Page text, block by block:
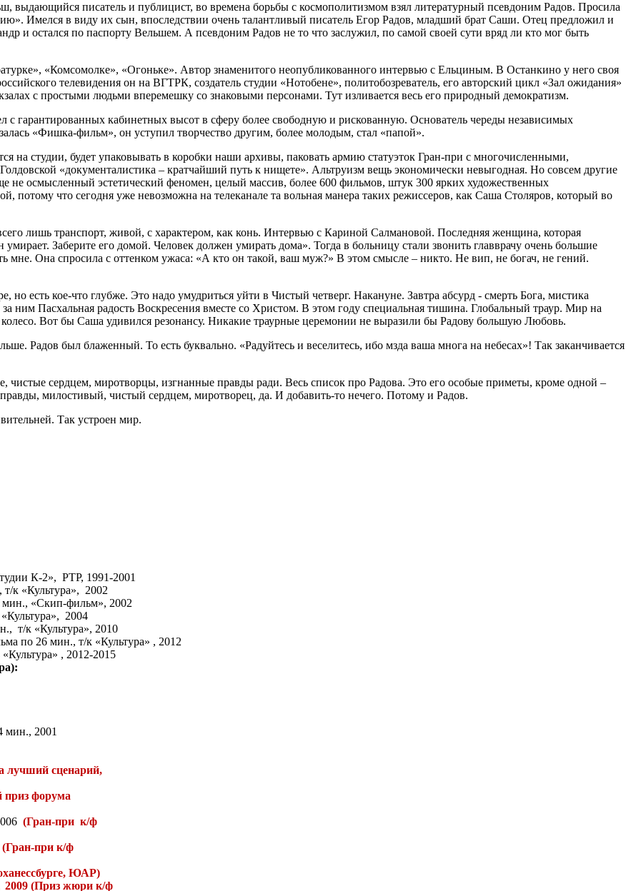
выдающийся писатель и публицист, во времена борьбы с космополитизмом взял литературный псевдоним Радов. Просила
Имелся в виду их сын, впоследствии очень талантливый писатель Егор Радов, младший брат Саши. Отец предложил и
и остался по паспорту Вельшем. А псевдоним Радов не то что заслужил, по самой своей сути вряд ли кто мог быть
«Комсомолке», «Огоньке». Автор знаменитого неопубликованного интервью с Ельциным. В Останкино у него своя
телевидения он на ВГТРК, создатель студии «Нотобене», политобозреватель, его авторский цикл «Зал ожидания»
с простыми людьми вперемешку со знаковыми персонами. Тут изливается весь его природный демократизм.
с гарантированных кабинетных высот в сферу более свободную и рискованную. Основатель череды независимых
«Фишка-фильм», он уступил творчество другим, более молодым, стал «папой».
на студии, будет упаковывать в коробки наши архивы, паковать армию статуэток Гран-при с многочисленными,
«документалистика – кратчайший путь к нищете». Альтруизм вещь экономически невыгодная. Но совсем другие
осмысленный эстетический феномен, целый массив, более 600 фильмов, штук 300 ярких художественных
что сегодня уже невозможна на телеканале та вольная манера таких режиссеров, как Саша Столяров, который во
лишь транспорт, живой, с характером, как конь. Интервью с Кариной Салмановой. Последняя женщина, которая
Заберите его домой. Человек должен умирать дома». Тогда в больницу стали звонить главврачу очень большие
мне. Она спросила с оттенком ужаса: «А кто он такой, ваш муж?» В этом смысле – никто. Не вип, не богач, не гений.
есть кое-что глубже. Это надо умудриться уйти в Чистый четверг. Накануне. Завтра абсурд - смерть Бога, мистика
ним Пасхальная радость Воскресения вместе со Христом. В этом году специальная тишина. Глобальный траур. Мир на
колесо. Вот бы Саша удивился резонансу. Никакие траурные церемонии не выразили бы Радову большую Любовь.
Радов был блаженный. То есть буквально. «Радуйтесь и веселитесь, ибо мзда ваша многа на небесах»! Так заканчивается
сердцем, миротворцы, изгнанные правды ради. Весь список про Радова. Это его особые приметы, кроме одной –
милостивый, чистый сердцем, миротворец, да. И добавить-то нечего. Потому и Радов.
Так устроен мир.
К-2», РТР, 1991-2001
к «Культура», 2002
мин., «Скип-фильм», 2002
2004
т/к «Культура», 2010
по 26 мин., т/к «Культура» , 2012
, 2012-2015
мин., 2001
лучший сценарий,
приз форума
(Гран-при к/ф
(Гран-при к/ф
ЮАР)
2009 (Приз жюри к/ф